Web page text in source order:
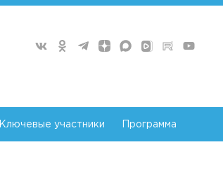
Ключевые участники Программа